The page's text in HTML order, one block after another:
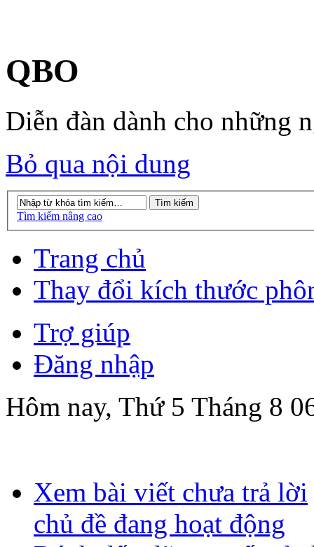
QBO
Diễn đàn dành cho những
Bỏ qua nội dung
Tìm kiếm nâng cao
Trang chủ
Thay đổi kích thước
Trợ giúp
Đăng nhập
Hôm nay, Thứ 5 Tháng 8
Xem bài viết chưa trả lời
chủ đề đang hoạt động